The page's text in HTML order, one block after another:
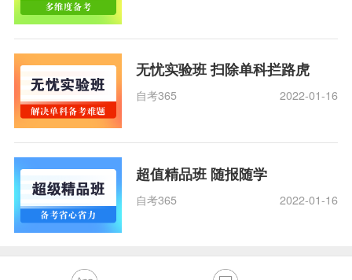
无忧实验班 扫除单科拦路虎
自考365 2022-01-16
超值精品班 随报随学
自考365 2022-01-16